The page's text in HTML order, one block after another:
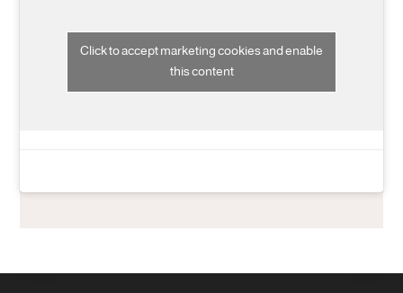
Click to accept marketing cookies and enable
this content